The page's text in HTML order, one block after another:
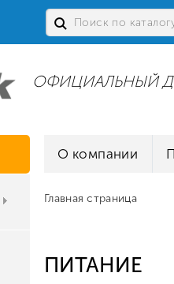
ОФИЦИАЛЬНЫЙ
О компании
Главная страница
ПИТАНИЕ